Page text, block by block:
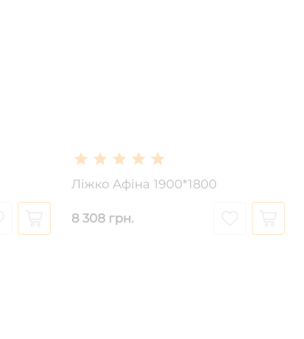
Ліжко Афіна 1900*1800
8 308 грн.